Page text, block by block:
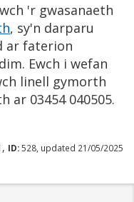
'r gwasanaeth
, sy'n darparu
ar faterion
Ewch i wefan
linell gymorth
ar 03454 040505.
ID:528, updated 21/05/2025